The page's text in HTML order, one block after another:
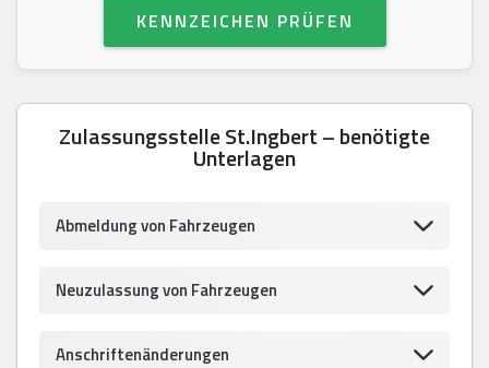
KENNZEICHEN PRÜFEN
Zulassungsstelle St.Ingbert – benötigte
Unterlagen
Abmeldung von Fahrzeugen
Neuzulassung von Fahrzeugen
Anschriftenänderungen